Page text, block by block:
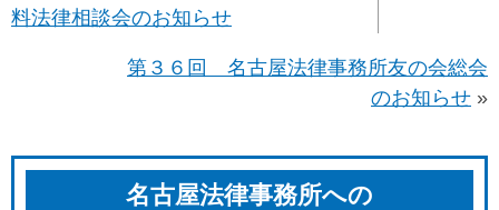
料法律相談会のお知らせ
第３６回 名古屋法律事務所友の会総会
のお知らせ »
名古屋法律事務所への